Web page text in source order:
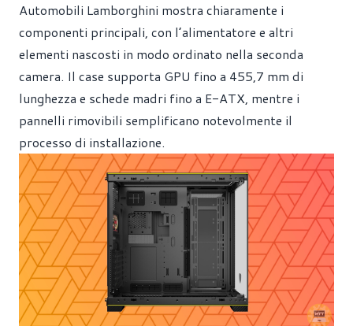
Automobili Lamborghini mostra chiaramente i
componenti principali, con l’alimentatore e altri
elementi nascosti in modo ordinato nella seconda
camera. Il case supporta GPU fino a 455,7 mm di
lunghezza e schede madri fino a E-ATX, mentre i
pannelli rimovibili semplificano notevolmente il
processo di installazione.